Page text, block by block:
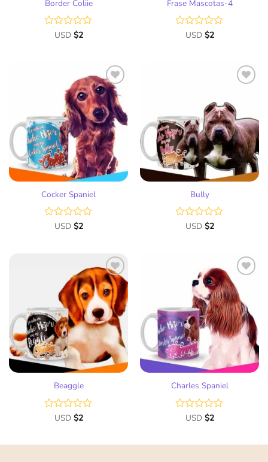
Border Coliie
Valorado
USD $2
Frase Mascotas-4
Valorado
USD $2
Añadir
a la
lista
de
deseos
Cocker Spaniel
Valorado
USD $2
lista
de
deseos
Bully
Valorado
USD $2
Añadir
a la
lista
de
deseos
Beaggle
Valorado
de
USD $2
Añadir
a la
lista
de
deseos
Charles Spaniel
Valorado
de
USD $2